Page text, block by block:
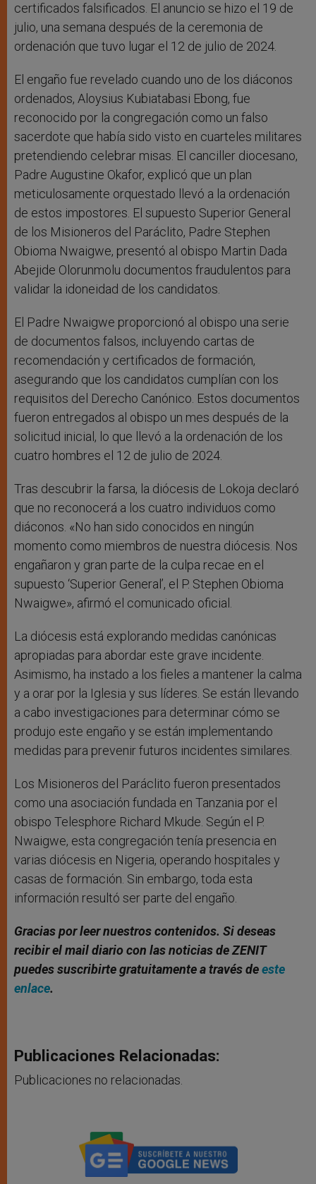
certificados falsificados. El anuncio se hizo el 19 de
julio, una semana después de la ceremonia de
ordenación que tuvo lugar el 12 de julio de 2024.
El engaño fue revelado cuando uno de los diáconos
ordenados, Aloysius Kubiatabasi Ebong, fue
reconocido por la congregación como un falso
sacerdote que había sido visto en cuarteles militares
pretendiendo celebrar misas. El canciller diocesano,
Padre Augustine Okafor, explicó que un plan
meticulosamente orquestado llevó a la ordenación
de estos impostores. El supuesto Superior General
de los Misioneros del Paráclito, Padre Stephen
Obioma Nwaigwe, presentó al obispo Martin Dada
Abejide Olorunmolu documentos fraudulentos para
validar la idoneidad de los candidatos.
El Padre Nwaigwe proporcionó al obispo una serie
de documentos falsos, incluyendo cartas de
recomendación y certificados de formación,
asegurando que los candidatos cumplían con los
requisitos del Derecho Canónico. Estos documentos
fueron entregados al obispo un mes después de la
solicitud inicial, lo que llevó a la ordenación de los
cuatro hombres el 12 de julio de 2024.
Tras descubrir la farsa, la diócesis de Lokoja declaró
que no reconocerá a los cuatro individuos como
diáconos. «No han sido conocidos en ningún
momento como miembros de nuestra diócesis. Nos
engañaron y gran parte de la culpa recae en el
supuesto ‘Superior General’, el P. Stephen Obioma
Nwaigwe», afirmó el comunicado oficial.
La diócesis está explorando medidas canónicas
apropiadas para abordar este grave incidente.
Asimismo, ha instado a los fieles a mantener la calma
y a orar por la Iglesia y sus líderes. Se están llevando
a cabo investigaciones para determinar cómo se
produjo este engaño y se están implementando
medidas para prevenir futuros incidentes similares.
Los Misioneros del Paráclito fueron presentados
como una asociación fundada en Tanzania por el
obispo Telesphore Richard Mkude. Según el P.
Nwaigwe, esta congregación tenía presencia en
varias diócesis en Nigeria, operando hospitales y
casas de formación. Sin embargo, toda esta
información resultó ser parte del engaño.
Gracias por leer nuestros contenidos. Si deseas
recibir el mail diario con las noticias de ZENIT
puedes suscribirte gratuitamente a través deeste
enlace.
Publicaciones Relacionadas:
Publicaciones no relacionadas.